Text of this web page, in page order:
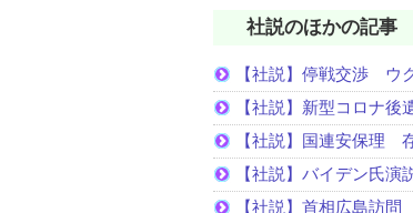
社説のほかの記事
【社説】停戦交渉 ウ
【社説】新型コロナ
【社説】国連安保理
【社説】バイデン氏
【社説】首相広島訪